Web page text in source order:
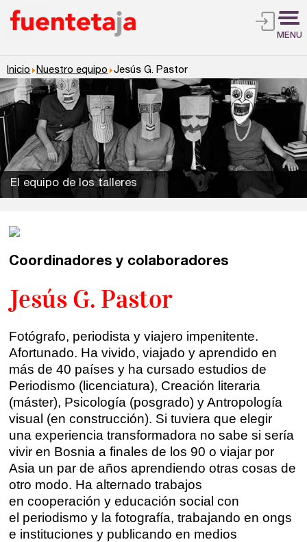
MENU
Madrid
Barcelona
Valencia
Alicante
Murcia
Málaga
Vitoria
Presenciales en Madrid
En directo a través de Zoom
Talleres de escritura
Talleres presenciales ≻
Talleres online
Intensivos de verano ≻
Recreativa 26
El taller de escritura creativa
Cursos
Curso integral de narrativa
Máster de creación poética
Inicio Nuestro equipo Jesús G. Pastor
El equipo de los talleres
Coordinadores y colaboradores
Jesús G. Pastor
Fotógrafo, periodista y viajero impenitente.
Afortunado. Ha vivido, viajado y aprendido en
más de 40 países y ha cursado estudios de
Periodismo (licenciatura), Creación literaria
(máster), Psicología (posgrado) y Antropología
visual (en construcción). Si tuviera que elegir
una experiencia transformadora no sabe si sería
vivir en Bosnia a finales de los 90 o viajar por
Asia un par de años aprendiendo otras cosas de
otro modo. Ha alternado trabajos
en cooperación y educación social con
el periodismo y la fotografía, trabajando en ongs
e instituciones y publicando en medios